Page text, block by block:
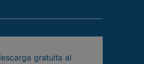
gratuita al